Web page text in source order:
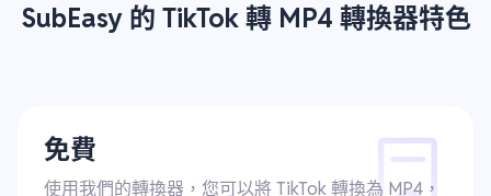
SubEasy 的 TikTok 轉 MP4 轉換器特色
免費
使用我們的轉換器，您可以將 TikTok 轉換為 MP4，